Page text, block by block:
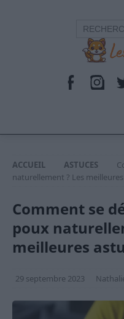
ACCUEIL ASTUCES
naturellement ? Les
Comment se
poux
meilleures
29 septembre 2023